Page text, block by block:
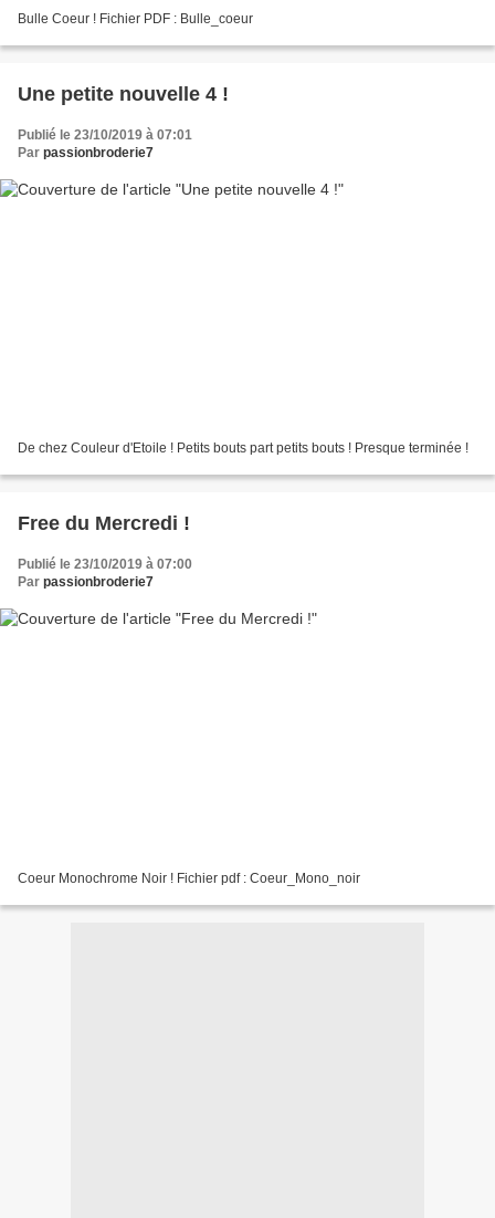
Bulle Coeur ! Fichier PDF : Bulle_coeur
Une petite nouvelle 4 !
Publié le 23/10/2019 à 07:01
Par passionbroderie7
De chez Couleur d'Etoile ! Petits bouts part petits bouts ! Presque terminée !
Free du Mercredi !
Publié le 23/10/2019 à 07:00
Par passionbroderie7
Coeur Monochrome Noir ! Fichier pdf : Coeur_Mono_noir